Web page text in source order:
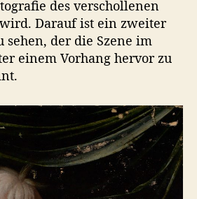
des verschollenen
Darauf ist ein zweiter
der die Szene im
einem Vorhang hervor zu